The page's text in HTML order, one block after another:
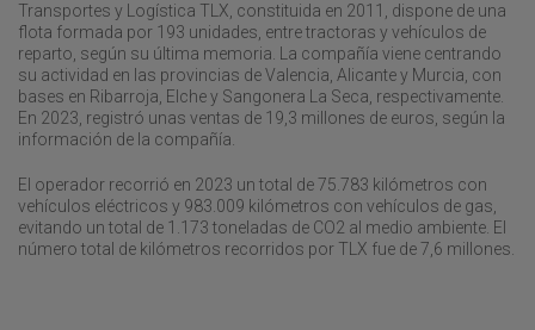
Transportes y Logística TLX, constituida en 2011, dispone de una
flota formada por 193 unidades, entre tractoras y vehículos de
reparto, según su última memoria. La compañía viene centrando
su actividad en las provincias de Valencia, Alicante y Murcia, con
bases en Ribarroja, Elche y Sangonera La Seca, respectivamente.
En 2023, registró unas ventas de 19,3 millones de euros, según la
información de la compañía.
El operador recorrió en 2023 un total de 75.783 kilómetros con
vehículos eléctricos y 983.009 kilómetros con vehículos de gas,
evitando un total de 1.173 toneladas de CO2 al medio ambiente. El
número total de kilómetros recorridos por TLX fue de 7,6 millones.